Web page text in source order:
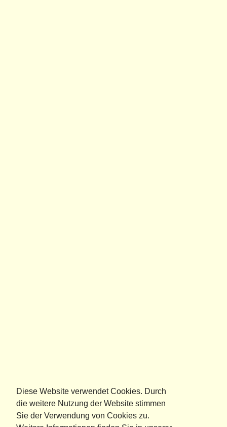
Diese Website verwendet Cookies. Durch
die weitere Nutzung der Website stimmen
Sie der Verwendung von Cookies zu.